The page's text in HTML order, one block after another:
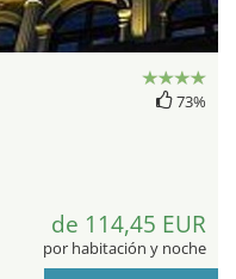
73%
de 114,45 EUR
por habitación y noche